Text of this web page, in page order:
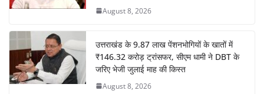
August 8, 2026
उत्तराखंड के 9.87 लाख पेंशनभोगियों के खातों में
₹146.32 करोड़ ट्रांसफर, सीएम धामी ने DBT के
जरिए भेजी जुलाई माह की किस्त
August 8, 2026